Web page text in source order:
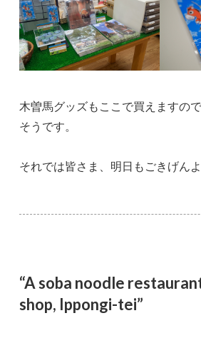
木曽馬グッズもここで買えますの
そうです。
それでは皆さま、明日もごきげんよ
“A soba noodle
shop, Ippongi-tei”